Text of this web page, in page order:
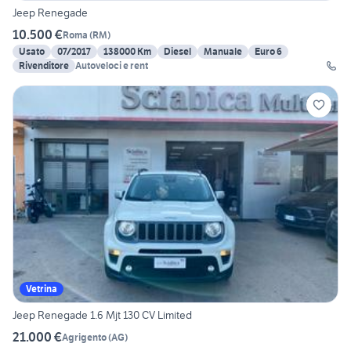
Jeep Renegade
10.500 €Roma (RM)
Usato
07/2017 138000 Km Diesel Manuale
Euro 6
Rivenditore Autoveloci e rent
Vetrina
Jeep Renegade 1.6 Mjt 130 CV Limited
21.000 €Agrigento(AG)